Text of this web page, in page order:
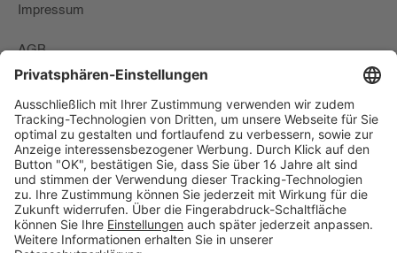
Impressum
AGB
Datenschutzerklärung
Newsletter
Widerrufsformular